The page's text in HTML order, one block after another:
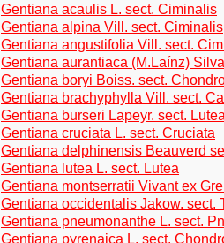
Gentiana acaulis L. sect. Ciminalis
Gentiana alpina Vill. sect. Ciminalis
Gentiana angustifolia Vill. sect.
Gentiana aurantiaca (M.Laínz)
Gentiana boryi Boiss. sect.
Gentiana brachyphylla Vill. sect.
Gentiana burseri Lapeyr. sect.
Gentiana cruciata L. sect. Cruciata
Gentiana delphinensis Beauverd
Gentiana lutea L. sect. Lutea
Gentiana montserratii Vivant ex
Gentiana occidentalis Jakow. sect.
Gentiana pneumonanthe L. sect.
Gentiana pyrenaica L. sect.